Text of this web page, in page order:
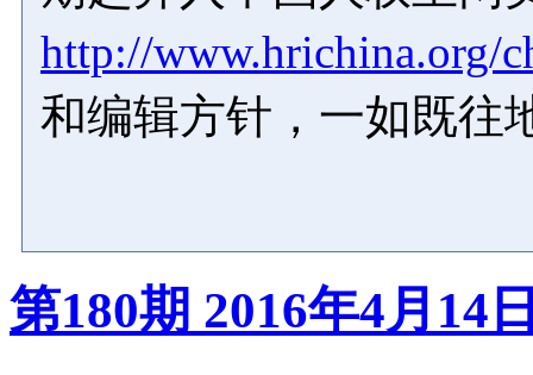
http://www.hrichina.org/
和编辑方针，一如既往
第180期 2016年4月14